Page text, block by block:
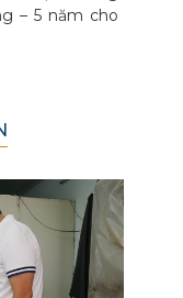
– 5 năm cho